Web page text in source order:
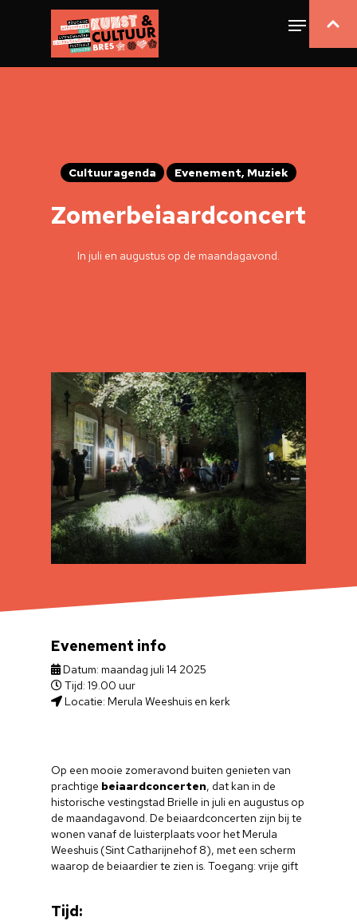
Cultuuragenda Evenement, Muziek
Zomerbeiaardconcert
In juli en augustus op de maandagavond.
Op een mooie zomeravond buiten genieten van
prachtige beiaardconcerten, dat kan in de
historische vestingstad Brielle in juli en augustus op
de maandagavond. De beiaardconcerten zijn bij te
wonen vanaf de luisterplaats voor het Merula
Weeshuis (Sint Catharijnehof 8), met een scherm
waarop de beiaardier te zien is. Toegang: vrije gift
Tijd:
Evenement info
Datum: maandag juli 14 2025
Tijd: 19.00 uur
Locatie: Merula Weeshuis en kerk